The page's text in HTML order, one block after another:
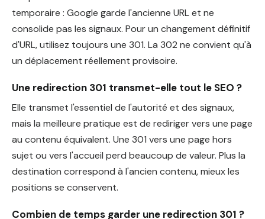
temporaire : Google garde l'ancienne URL et ne
consolide pas les signaux. Pour un changement définitif
d'URL, utilisez toujours une 301. La 302 ne convient qu'à
un déplacement réellement provisoire.
Une redirection 301 transmet-elle tout le SEO ?
Elle transmet l'essentiel de l'autorité et des signaux,
mais la meilleure pratique est de rediriger vers une page
au contenu équivalent. Une 301 vers une page hors
sujet ou vers l'accueil perd beaucoup de valeur. Plus la
destination correspond à l'ancien contenu, mieux les
positions se conservent.
Combien de temps garder une redirection 301 ?